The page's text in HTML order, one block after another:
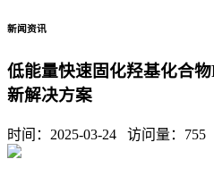
新闻资讯
低能量快速固化羟基化合
新解决方案
时间：2025-03-24 访问量： 755